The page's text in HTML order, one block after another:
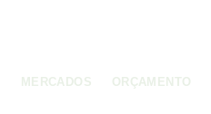
MERCADOS ORÇAMENTO